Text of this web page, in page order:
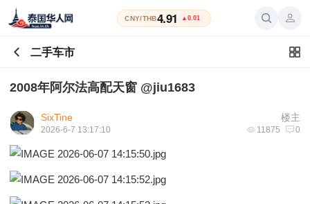
CNY/THB4.91 ▲0.01
二手车市
2008年阿尔法高配天窗 @jiu1683
楼主
SixTine
11875 0
2026-6-7 13:17:10